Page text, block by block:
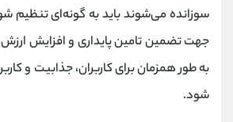
سوزانده می‌شوند باید به گونه‌ای تنظیم
جهت تضمین تامین پایداری و افزایش
به طور همزمان برای کاربران، جذابیت و
شود.